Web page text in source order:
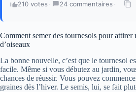
210 votes · 24 commentaires ·
Comment semer des tournesols pour
d’oiseaux
La bonne nouvelle, c’est que le tournesol
facile. Même si vous débutez au jardin,
chances de réussir. Vous pouvez
graines dès l’hiver. Le semis, lui, se fait